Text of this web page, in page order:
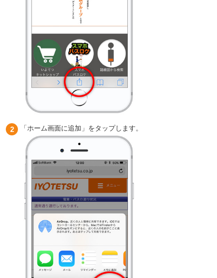
「ホーム画面に追加」をタップします。